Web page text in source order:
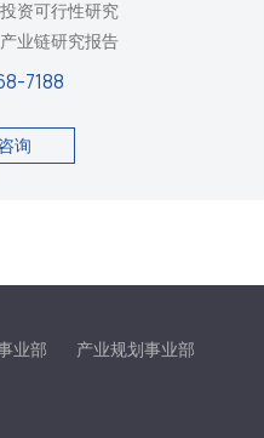
投资可行性研究
产业链研究报告
7188
询
业部 产业规划事业部